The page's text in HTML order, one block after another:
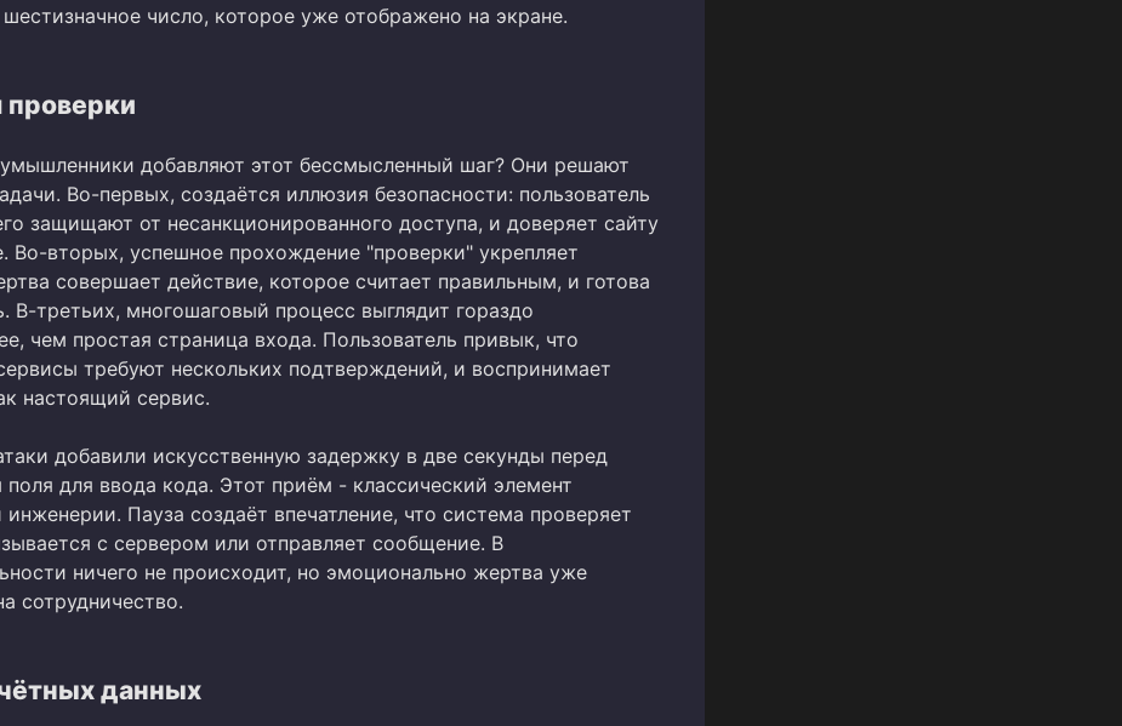
шестизначное число, которое уже отображено на экране.
добавляют этот бессмысленный шаг? Они решают
Во-первых, создаётся иллюзия безопасности: пользователь
защищают от несанкционированного доступа, и доверяет сайту
Во-вторых, успешное прохождение "проверки" укрепляет
совершает действие, которое считает правильным, и готова
В-третьих, многошаговый процесс выглядит гораздо
чем простая страница входа. Пользователь привык, что
требуют нескольких подтверждений, и воспринимает
настоящий сервис.
добавили искусственную задержку в две секунды перед
поля для ввода кода. Этот приём - классический элемент
Пауза создаёт впечатление, что система проверяет
с сервером или отправляет сообщение. В
ничего не происходит, но эмоционально жертва уже
сотрудничество.
данных